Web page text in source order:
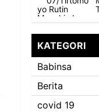
KATEGORI
Babinsa
Berita
covid 19